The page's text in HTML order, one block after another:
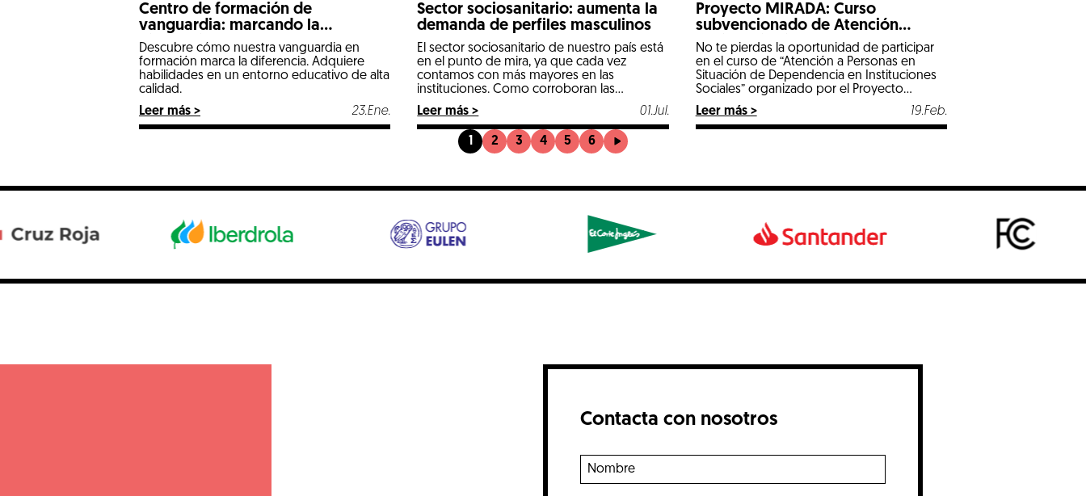
Centro de formación de
vanguardia: marcando la
diferencia
Descubre cómo nuestra vanguardia en
formación marca la diferencia. Adquiere
habilidades en un entorno educativo de alta
calidad.
Leer más >
23.Ene.
Sector sociosanitario: aumenta la
demanda de perfiles masculinos
El sector sociosanitario de nuestro país está
en el punto de mira, ya que cada vez
contamos con más mayores en las
instituciones. Como corroboran las
previsiones del Instituto Nacional de
Estadística (INE), la población española cada
vez envejece más rápido. Con las
tendencias actuales, el porcentaje de
Leer más > 01.Jul.
Proyecto MIRADA: Curso
subvencionado de Atención
Sociosanitaria a Personas en
Situación de Dependencia en
Instituciones Sociales
No te pierdas la oportunidad de participar
en el curso de “Atención a Personas en
Situación de Dependencia en Instituciones
Sociales” organizado por el Proyecto
MIRADA de la Diputación de Badajoz.
Leer más > 19.Feb.
1 2 3 4 5 6
Contacta con nosotros